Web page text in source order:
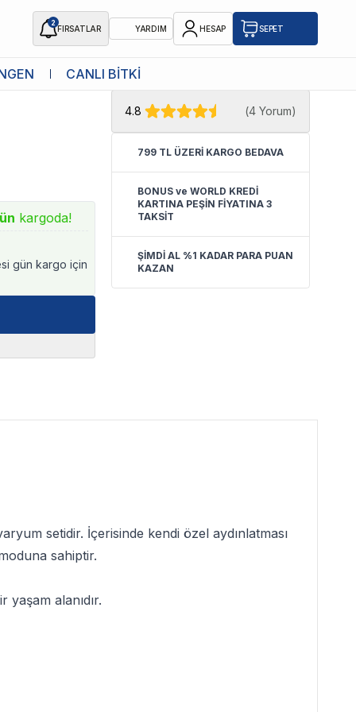
2
FIRSATLAR YARDIM HESAP SEPET
CANLI BİTKİ
kargoda!
gün kargo için
★ Atakan Petshop,
satıcısıdır.
4.8 (4 Yorum)
799 TL ÜZERİ KARGO BEDAVA
BONUS ve WORLD KREDİ
KARTINA PEŞİN FİYATINA 3
TAKSİT
ŞİMDİ AL %1 KADAR PARA PUAN
KAZAN
setidir. İçerisinde kendi özel aydınlatması
sahiptir.
alanıdır.